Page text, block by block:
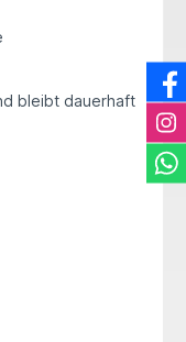
bleibt dauerhaft